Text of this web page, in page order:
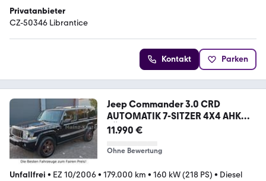
Privatanbieter
CZ-50346 Librantice
Kontakt Parken
Jeep Commander 3.0 CRD
AUTOMATIK 7-SITZER 4X4 AHK
TÜV
11.990 €
Ohne Bewertung
Unfallfrei • EZ 10/2006• 179.000 km • 160 kW (218 PS) • Diesel